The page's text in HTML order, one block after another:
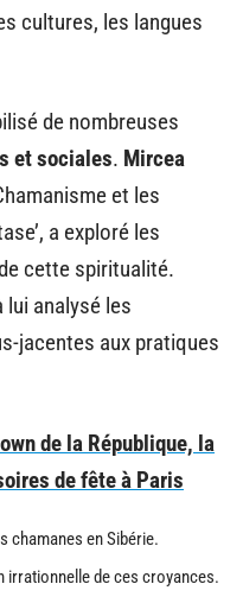
cultures, les langues
de nombreuses
et sociales. Mircea
et les
a exploré les
cette spiritualité.
lui analysé les
jacentes aux pratiques
de la République, la
de fête à Paris
chamanes en Sibérie.
irrationnelle de ces croyances.